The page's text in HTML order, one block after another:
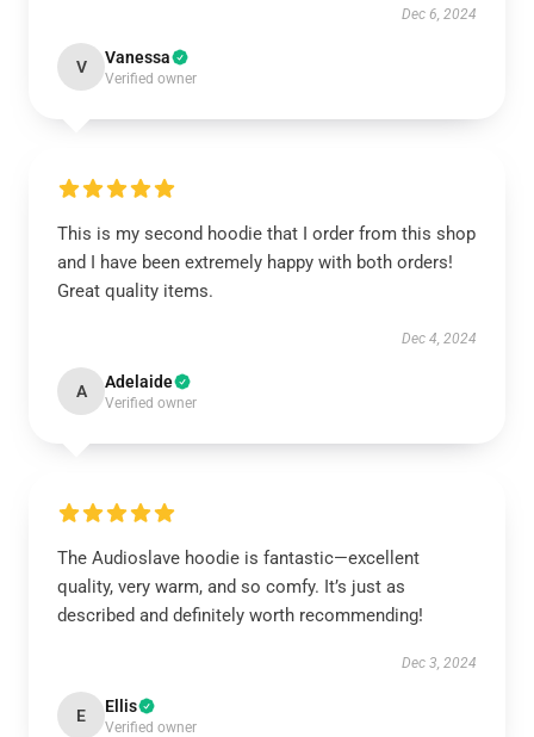
Dec 6, 2024
V Vanessa
Verified owner
This is my second hoodie that I order from this shop
and I have been extremely happy with both orders!
Great quality items.
Dec 4, 2024
A Adelaide
Verified owner
The Audioslave hoodie is fantastic—excellent
quality, very warm, and so comfy. It’s just as
described and definitely worth recommending!
Dec 3, 2024
E Ellis
Verified owner